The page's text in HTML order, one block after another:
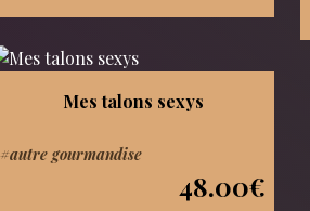
Mes talons sexys
#autre gourmandise
48.00€